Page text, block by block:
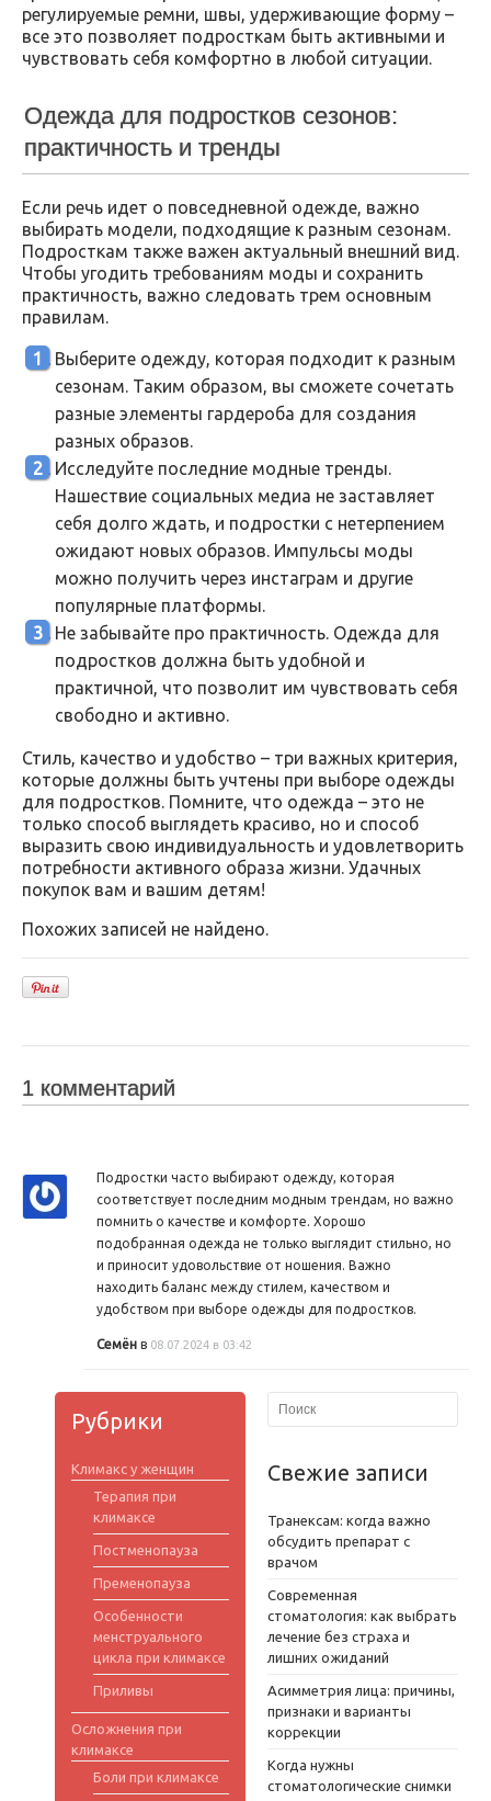
регулируемые ремни, швы, удерживающие форму –
все это позволяет подросткам быть активными и
чувствовать себя комфортно в любой ситуации.
Одежда для подростков сезонов:
практичность и тренды
Если речь идет о повседневной одежде, важно
выбирать модели, подходящие к разным сезонам.
Подросткам также важен актуальный внешний вид.
Чтобы угодить требованиям моды и сохранить
практичность, важно следовать трем основным
правилам.
Выберите одежду, которая подходит к разным
сезонам. Таким образом, вы сможете сочетать
разные элементы гардероба для создания
разных образов.
Исследуйте последние модные тренды.
Нашествие социальных медиа не заставляет
себя долго ждать, и подростки с нетерпением
ожидают новых образов. Импульсы моды
можно получить через инстаграм и другие
популярные платформы.
Не забывайте про практичность. Одежда для
подростков должна быть удобной и
практичной, что позволит им чувствовать себя
свободно и активно.
Стиль, качество и удобство – три важных критерия,
которые должны быть учтены при выборе одежды
для подростков. Помните, что одежда – это не
только способ выглядеть красиво, но и способ
выразить свою индивидуальность и удовлетворить
потребности активного образа жизни. Удачных
покупок вам и вашим детям!
Похожих записей не найдено.
1 комментарий
Подростки часто выбирают одежду, которая
соответствует последним модным трендам, но важно
помнить о качестве и комфорте. Хорошо
подобранная одежда не только выглядит стильно, но
и приносит удовольствие от ношения. Важно
находить баланс между стилем, качеством и
удобством при выборе одежды для подростков.
Семён в 08.07.2024 в 03:42
Рубрики
Климакс у женщин
Терапия при
климаксе
Постменопауза
Пременопауза
Особенности
менструального
цикла при климаксе
Приливы
Осложнения при
климаксе
Боли при климаксе
Свежие записи
Транексам: когда важно
обсудить препарат с
врачом
Современная
стоматология: как выбрать
лечение без страха и
лишних ожиданий
Асимметрия лица: причины,
признаки и варианты
коррекции
Когда нужны
стоматологические снимки